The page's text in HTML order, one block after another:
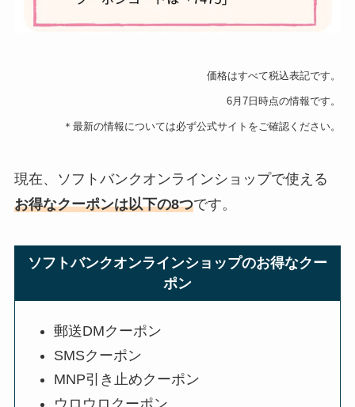
価格はすべて税込表記です。
6月7日時点の情報です。
＊最新の情報については必ず公式サイトをご確認ください。
現在、ソフトバンクオンラインショップで使える
お得なクーポンは以下の8つです。
ソフトバンクオンラインショップのお得なクー
ポン
郵送DMクーポン
SMSクーポン
MNP引き止めクーポン
ウロウロクーポン